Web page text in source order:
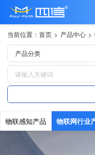
当前位置： 首页 > 产品中心 >
物联感知产品 物联网行业